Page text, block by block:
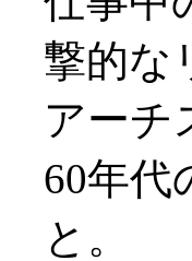
撃的な
アーチ
60年代
と。